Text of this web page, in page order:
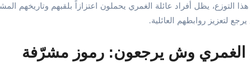
التوزع، يظل أفراد عائلة الغمري يحملون اعتزازاً بلقبهم وتاريخهم
لتعزيز روابطهم العائلية.
وش يرجعون: رموز مشرّفة